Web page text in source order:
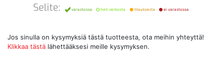
Selite: varastossa heti verkosta tilauksesta ei varastossa
Jos sinulla on kysymyksiä tästä tuotteesta, ota meihin yhteyttä!
Klikkaa tästä lähettääksesi meille kysymyksen.